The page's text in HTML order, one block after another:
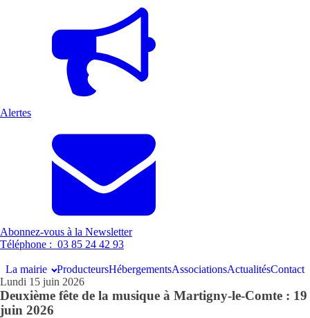
Alertes
Abonnez-vous à la Newsletter
Téléphone : 03 85 24 42 93
La mairie ProducteursHébergementsAssociationsActualitésContact
Lundi 15 juin 2026
Deuxième fête de la musique à Martigny-le-Comte : 19
juin 2026